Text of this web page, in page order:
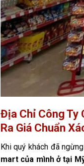
Địa Chỉ Công Ty
Ra Giá Chuẩn
Khi quý khách đã
mart của mình ở tại